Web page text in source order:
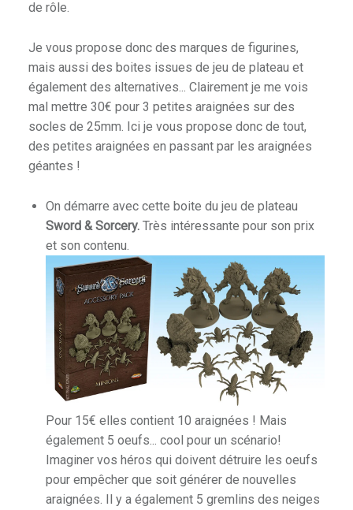
U
O
B
B
Y
.
de rôle.
Je vous propose donc des marques de figurines,
mais aussi des boites issues de jeu de plateau et
également des alternatives... Clairement je me vois
mal mettre 30€ pour 3 petites araignées sur des
socles de 25mm. Ici je vous propose donc de tout,
des petites araignées en passant par les araignées
géantes !
On démarre avec cette boite du jeu de plateau
Sword & Sorcery.Très intéressante pour son prix
et son contenu.
Pour 15€ elles contient 10 araignées ! Mais
également 5 oeufs... cool pour un scénario!
Imaginer vos héros qui doivent détruire les oeufs
pour empêcher que soit générer de nouvelles
araignées. Il y a également 5 gremlins des neiges